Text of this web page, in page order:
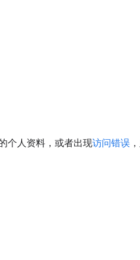
个人资料，或者出现访问错误